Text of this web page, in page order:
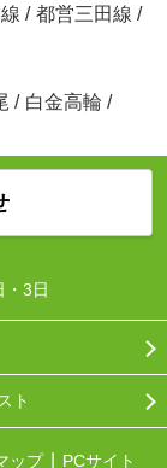
/ 都営三田線 /
/ 白金高輪 /
・3日
ト
ップ PCサイト